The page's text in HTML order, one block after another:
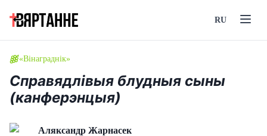
RU
«Вінаграднік»
Справядлівыя блудныя сыны
(канферэнцыя)
Аляксандр Жарнасек